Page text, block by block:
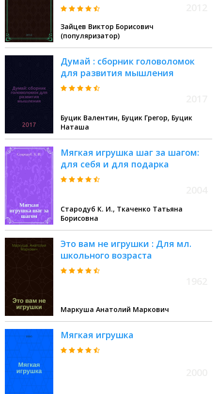
Зайцев Виктор Борисович
(популяризатор)
Думай : сборник головоломок
для развития мышления
Буцик Валентин, Буцик Грегор, Буцик
Наташа
Мягкая игрушка шаг за шагом:
для себя и для подарка
Стародуб К. И., Ткаченко Татьяна
Борисовна
Это вам не игрушки : Для мл.
школьного возраста
Маркуша Анатолий Маркович
Мягкая игрушка